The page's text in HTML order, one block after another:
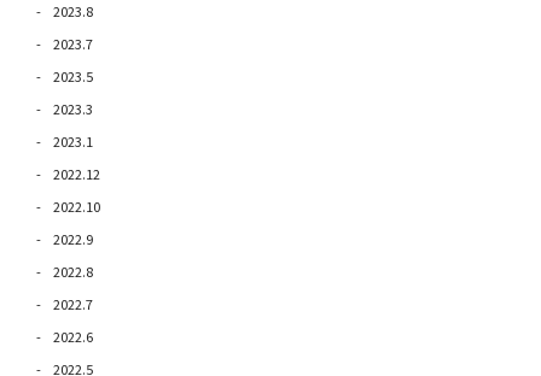
2023.8
2023.7
2023.5
2023.3
2023.1
2022.12
2022.10
2022.9
2022.8
2022.7
2022.6
2022.5